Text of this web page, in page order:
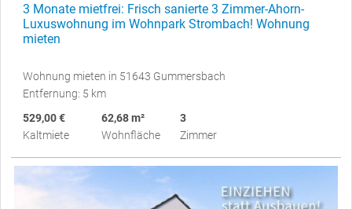
3 Monate mietfrei: Frisch sanierte 3 Zimmer-Ahorn-
Luxuswohnung im Wohnpark Strombach! Wohnung
mieten
Wohnung mieten in 51643 Gummersbach
Entfernung: 5 km
529,00 €
Kaltmiete
62,68 m²
Wohnfläche
3
Zimmer